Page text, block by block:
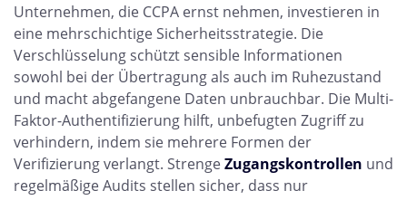
Unternehmen, die CCPA ernst nehmen, investieren in
eine mehrschichtige Sicherheitsstrategie. Die
Verschlüsselung schützt sensible Informationen
sowohl bei der Übertragung als auch im Ruhezustand
und macht abgefangene Daten unbrauchbar. Die Multi-
Faktor-Authentifizierung hilft, unbefugten Zugriff zu
verhindern, indem sie mehrere Formen der
Verifizierung verlangt. StrengeZugangskontrollen und
regelmäßige Audits stellen sicher, dass nur